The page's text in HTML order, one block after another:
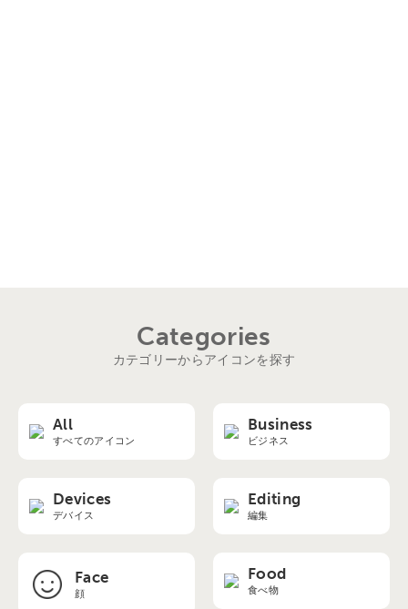
Categories
カテゴリーからアイコンを探す
All
すべてのアイコン
Business
ビジネス
Devices
デバイス
Editing
編集
Face
顔
Food
食べ物